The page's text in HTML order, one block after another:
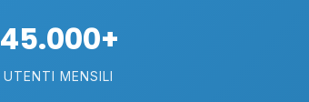
8
45.000+
UTENTI MENSILI